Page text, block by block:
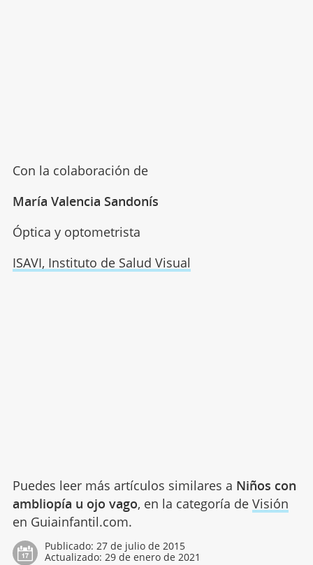
Con la colaboración de
María Valencia Sandonís
Óptica y optometrista
ISAVI, Instituto de Salud Visual
Puedes leer más artículos similares a Niños con
ambliopía u ojo vago, en la categoría de Visión
en Guiainfantil.com.
Publicado: 27 de julio de 2015
Actualizado: 29 de enero de 2021